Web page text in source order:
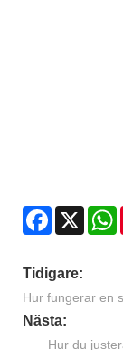
Facebook
X
Tidigare:
Hur fungerar en
Nästa:
Hur du